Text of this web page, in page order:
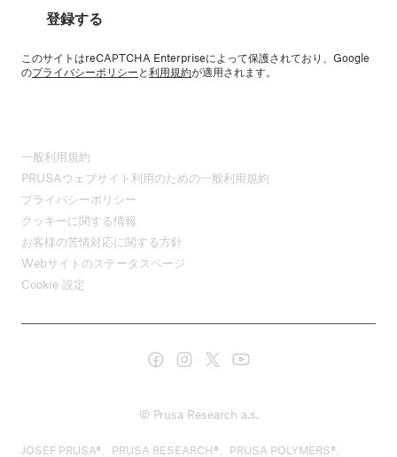
登録する
このサイトはreCAPTCHA Enterpriseによって保護されており、Google
のプライバシーポリシーと利用規約が適用されます。
一般利用規約
PRUSAウェブサイト利用のための一般利用規約
プライバシーポリシー
クッキーに関する情報
お客様の苦情対応に関する方針
Webサイトのステータスページ
Cookie 設定
© Prusa Research a.s.
JOSEF PRUSA®、PRUSA RESEARCH®、PRUSA POLYMERS®、